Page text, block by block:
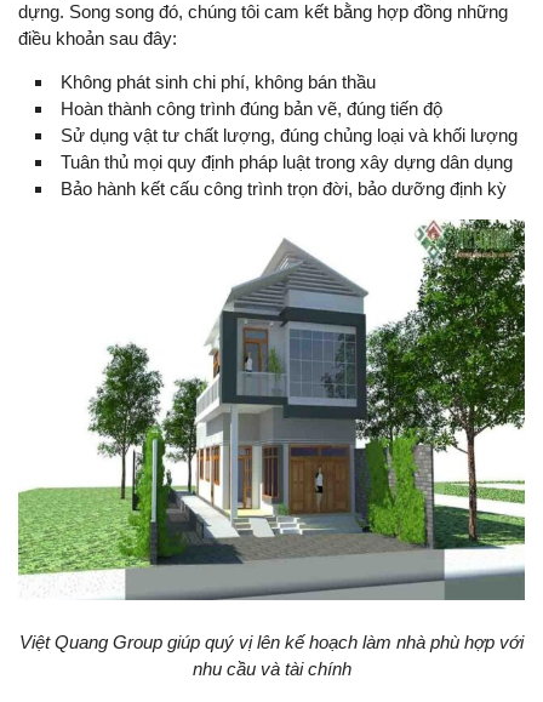
dựng. Song song đó, chúng tôi cam kết bằng hợp đồng những
điều khoản sau đây:
Không phát sinh chi phí, không bán thầu
Hoàn thành công trình đúng bản vẽ, đúng tiến độ
Sử dụng vật tư chất lượng, đúng chủng loại và khối lượng
Tuân thủ mọi quy định pháp luật trong xây dựng dân dụng
Bảo hành kết cấu công trình trọn đời, bảo dưỡng định kỳ
Việt Quang Group giúp quý vị lên kế hoạch làm nhà phù hợp với
nhu cầu và tài chính